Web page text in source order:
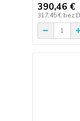
390,46 €
317,45 € bez